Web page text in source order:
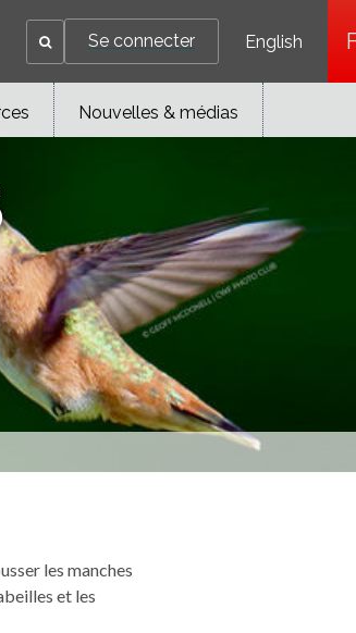
Se connecter English
Nouvelles & médias
les manches
et les